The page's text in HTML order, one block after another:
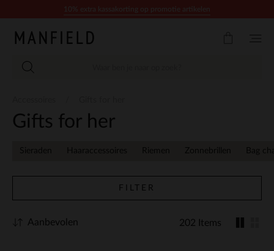
Gifts for her
Sieraden Haaraccessoires Riemen Zonnebrillen Bag
FILTER
202 Items
Aanbevolen